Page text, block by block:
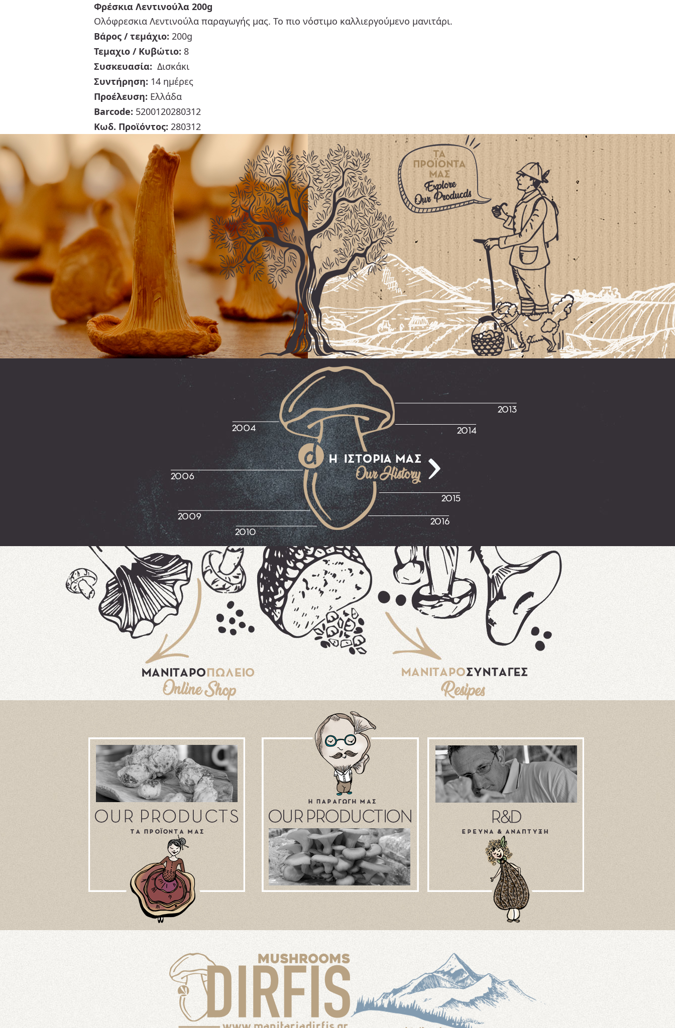
Φρέσκια Λεντινούλα 200g
Ολόφρεσκια Λεντινούλα παραγωγής μας. Το πιο νόστιμο καλλιεργούμενο μανιτάρι.
Βάρος / τεμάχιο: 200g
Τεμαχιο / Κυβώτιο: 8
Συσκευασία: Δισκάκι
Συντήρηση: 14 ημέρες
Προέλευση: Ελλάδα
Barcode: 5200120280312
Κωδ. Προϊόντος: 280312